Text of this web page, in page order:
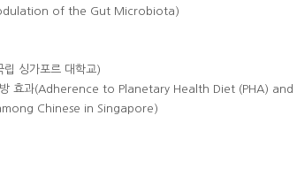
of the Gut Microbiota)
싱가포르 대학교)
방 효과(Adherence to Planetary Health Diet (PHA)
Chinese in Singapore)